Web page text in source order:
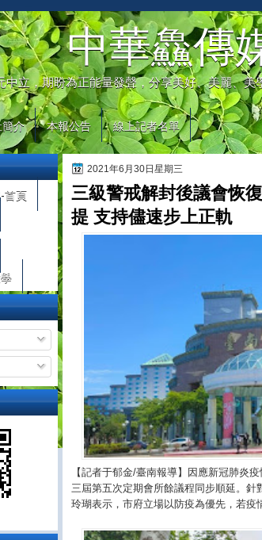
中華鱻傳
中立，期盼為正能量發聲，分享美好、美麗、
介 本報公告 線上記者名單
2021年6月30日星期三
三級警戒解封後議會恢
提 支持儘速步上正軌
【記者于郁金/臺南報導】因應新冠肺炎
三屆第五次定期會所餘議程同步順延。針
玲瑚表示，市府立場以防疫為優先，若疫
首頁